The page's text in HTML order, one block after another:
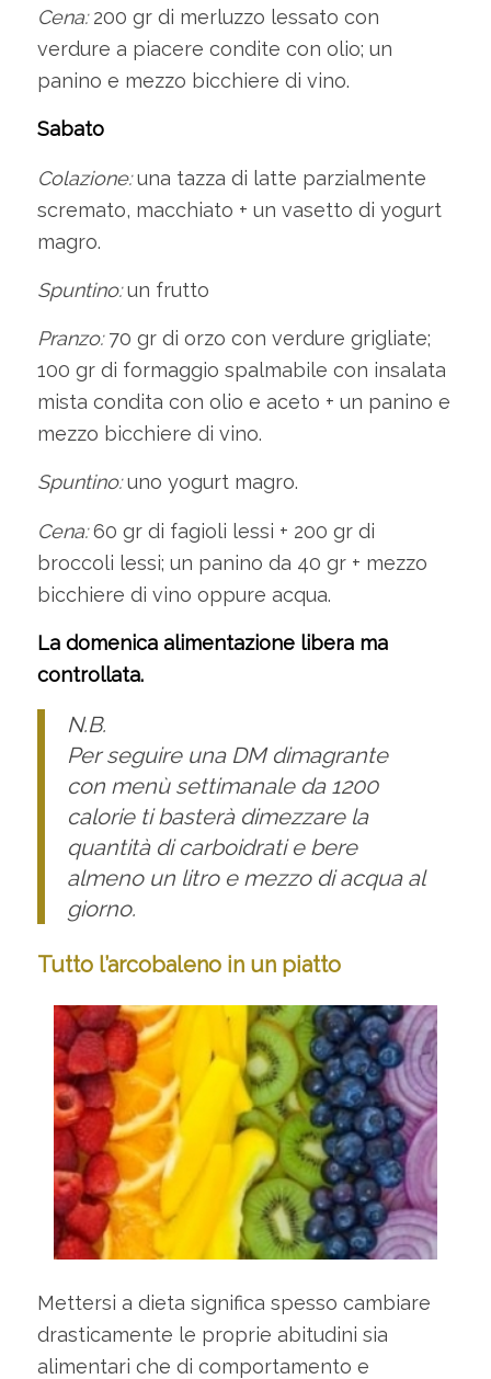
Cena:200 gr di merluzzo lessato con
verdure a piacere condite con olio; un
panino e mezzo bicchiere di vino.
Sabato
Colazione:una tazza di latte parzialmente
scremato, macchiato + un vasetto di yogurt
magro.
Spuntino:un frutto
Pranzo:70 gr di orzo con verdure grigliate;
100 gr di formaggio spalmabile con insalata
mista condita con olio e aceto + un panino e
mezzo bicchiere di vino.
Spuntino:uno yogurt magro.
Cena:60 gr di fagioli lessi + 200 gr di
broccoli lessi; un panino da 40 gr + mezzo
bicchiere di vino oppure acqua.
La domenica alimentazione libera ma
controllata.
N.B.
Per seguire una DM dimagrante
con menù settimanale da 1200
calorie ti basterà dimezzare la
quantità di carboidrati e bere
almeno un litro e mezzo di acqua al
giorno.
Tutto l’arcobaleno in un piatto
Mettersi a dieta significa spesso cambiare
drasticamente le proprie abitudini sia
alimentari che di comportamento e